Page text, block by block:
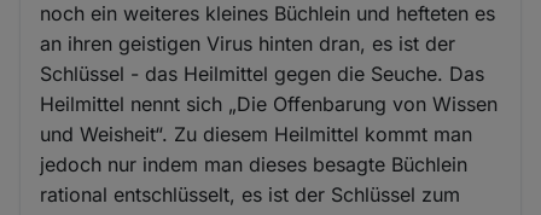
noch ein weiteres kleines Büchlein und hefteten es
an ihren geistigen Virus hinten dran, es ist der
Schlüssel - das Heilmittel gegen die Seuche. Das
Heilmittel nennt sich „Die Offenbarung von Wissen
und Weisheit“. Zu diesem Heilmittel kommt man
jedoch nur indem man dieses besagte Büchlein
rational entschlüsselt, es ist der Schlüssel zum